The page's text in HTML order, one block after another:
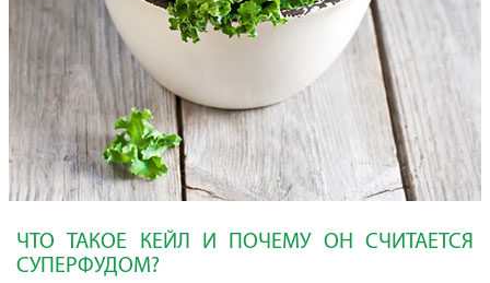
ЧТО ТАКОЕ КЕЙЛ И ПОЧЕМУ ОН СЧИТАЕТСЯ
СУПЕРФУДОМ?